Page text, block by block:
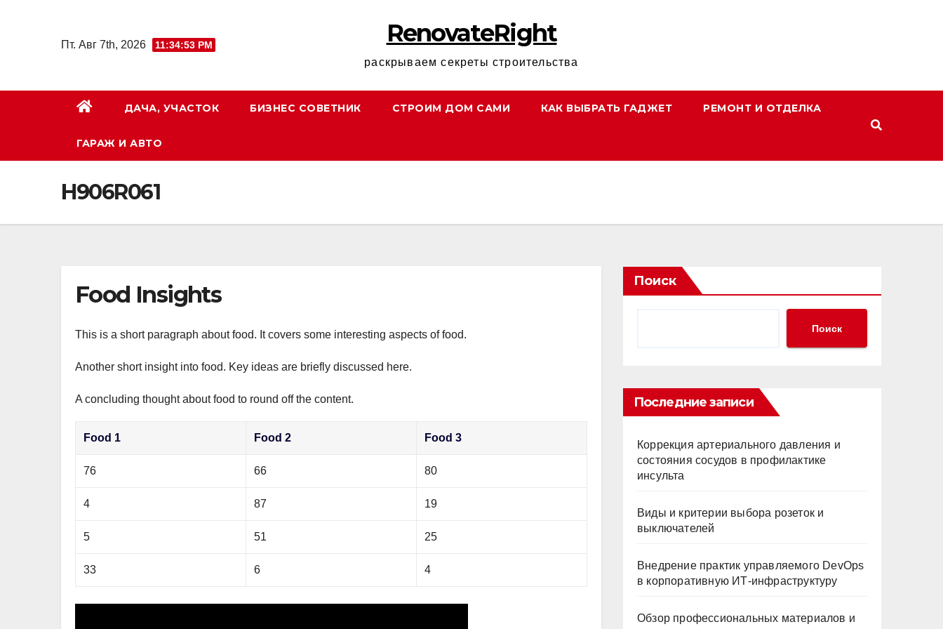
содержимому
Пт. Авг 7th, 2026 11:34:54 PM RenovateRight
раскрываем секреты строительства
ДАЧА, УЧАСТОК БИЗНЕС СОВЕТНИК СТРОИМ ДОМ САМИ КАК ВЫБРАТЬ ГАДЖЕТ РЕМОНТ И ОТДЕЛКА
ГАРАЖ И АВТО
H906R061
Food Insights
This is a short paragraph about food. It covers some interesting aspects of food.
Another short insight into food. Key ideas are briefly discussed here.
A concluding thought about food to round off the content.
Food 1 Food 2 Food 3
76 66 80
4 87 19
5 51 25
33 6 4
Поиск
Поиск
Последние записи
Коррекция артериального давления и
состояния сосудов в профилактике
инсульта
Виды и критерии выбора розеток и
выключателей
Внедрение практик управляемого DevOps
в корпоративную ИТ-инфраструктуру
Обзор профессиональных материалов и